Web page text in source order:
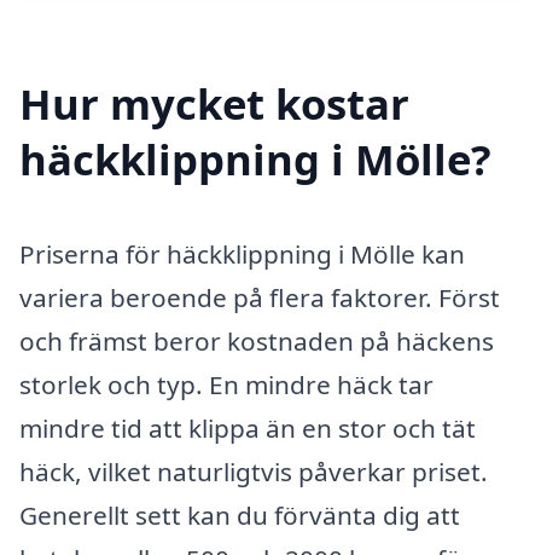
Hur mycket kostar
häckklippning i Mölle?
Priserna för häckklippning i Mölle kan
variera beroende på flera faktorer. Först
och främst beror kostnaden på häckens
storlek och typ. En mindre häck tar
mindre tid att klippa än en stor och tät
häck, vilket naturligtvis påverkar priset.
Generellt sett kan du förvänta dig att